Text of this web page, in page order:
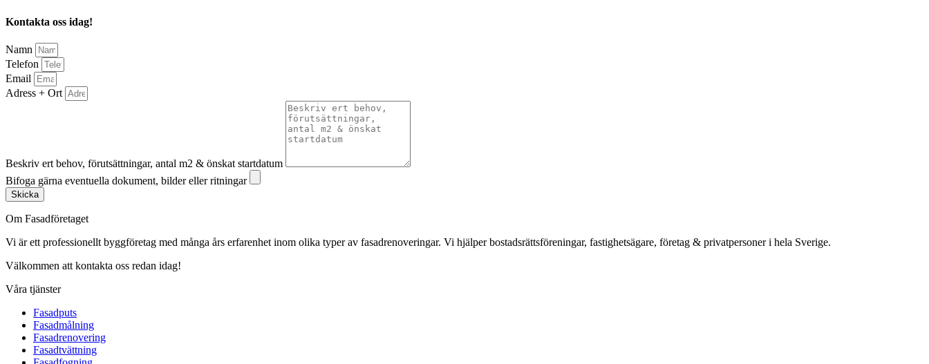
Kontakta oss idag!
Namn
Telefon
Email
Adress + Ort
Beskriv ert behov, förutsättningar, antal m2 & önskat startdatum
Bifoga gärna eventuella dokument, bilder eller ritningar
Skicka
Om Fasadföretaget
Vi är ett professionellt byggföretag med många års erfarenhet inom olika typer av fasadrenoveringar. Vi hjälper bostadsrättsföreningar, fastighetsägare, företag & privatpersoner i hela Sverige.
Välkommen att kontakta oss redan idag!
Våra tjänster
Fasadputs
Fasadmålning
Fasadrenovering
Fasadtvättning